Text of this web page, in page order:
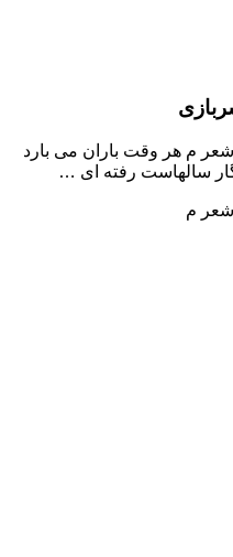
شعر م هر وقت باران می بارد
سالهاست رفته ای …
شعر م